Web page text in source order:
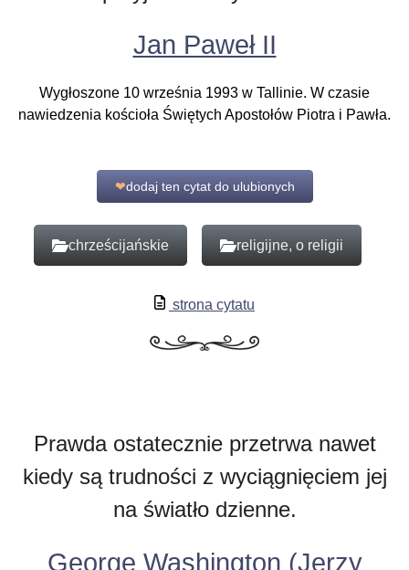
Jan Paweł II
Wygłoszone 10 września 1993 w Tallinie. W czasie
nawiedzenia kościoła Świętych Apostołów Piotra i Pawła.
❤dodaj ten cytat do ulubionych
chrześcijańskie religijne, o religii
strona cytatu
Prawda ostatecznie przetrwa nawet
kiedy są trudności z wyciągnięciem jej
na światło dzienne.
George Washington (Jerzy